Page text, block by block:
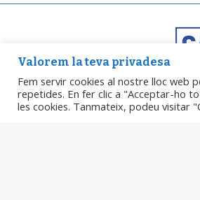
Valorem la teva privadesa
Fem servir cookies al nostre lloc web
repetides. En fer clic a "Acceptar-ho
les cookies. Tanmateix, podeu visitar